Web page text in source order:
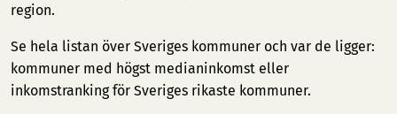
region.
Se hela listan över Sveriges kommuner och var de ligger:
kommuner med högst medianinkomst eller
inkomstranking för Sveriges rikaste kommuner.